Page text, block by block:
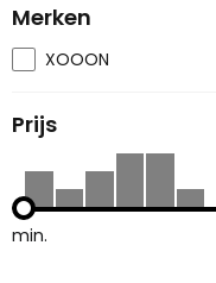
Merken
XOOON
Prijs
min.